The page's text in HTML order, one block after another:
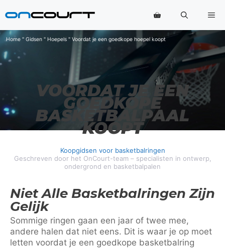
naar
inhoud
Home " Gidsen " Hoepels " Voordat je een goedkope hoepel koopt
VOORDAT JE EEN
GOEDKOPE
BASKETBALPAAL
KOOPT
Koopgidsen voor basketbalringen
Geschreven door het OnCourt-team – specialisten in ontwerp,
ondergrond en basketbalpalen
Niet Alle Basketbalringen Zijn
Gelijk
Sommige ringen gaan een jaar of twee mee,
andere halen dat niet eens. Dit is waar je op moet
letten voordat je een goedkope basketbalring